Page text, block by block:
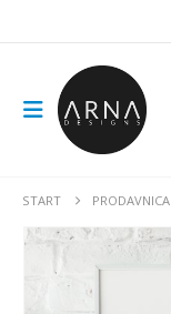
START PRODAVNICA